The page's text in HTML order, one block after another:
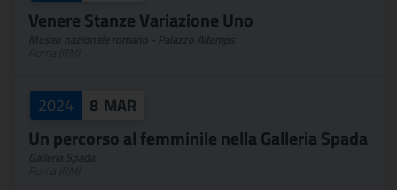
Venere Stanze Variazione Uno
2024 8 MAR
Un percorso al femminile nella Galleria Spada